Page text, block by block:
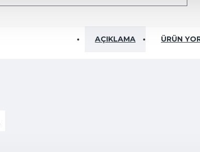
AÇIKLAMA ÜRÜN